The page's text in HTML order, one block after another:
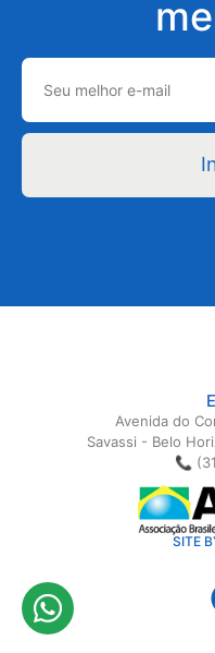
Avenida do
Savassi - Belo
📞
SITE